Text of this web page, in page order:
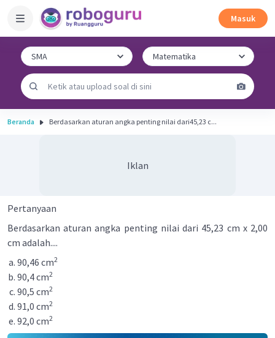
Masuk
Beranda Berdasarkan aturan angka penting nilai dari45,23 c...
Iklan
Pertanyaan
Berdasarkan aturan angka penting nilai dari 45,23 cm x 2,00
cm adalah....
90,46 cm2
90,4 cm2
90,5 cm2
91,0 cm2
92,0 cm2